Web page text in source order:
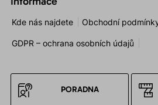
Kde nás najdete Obchodní
GDPR – ochrana osobních údajů
PORADNA